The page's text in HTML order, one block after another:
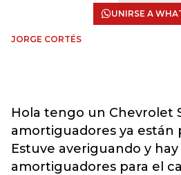
UNIRSE A
JORGE CORTÉS
Hola tengo un Chevrolet
amortiguadores ya están
Estuve averiguando y
amortiguadores para el